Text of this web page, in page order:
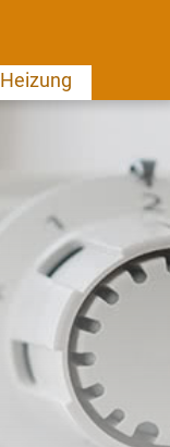
Heizung